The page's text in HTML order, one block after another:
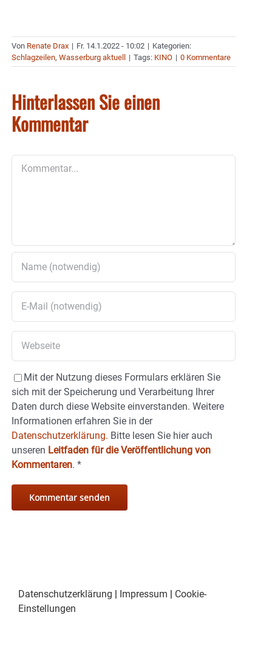
Von Renate Drax | Fr. 14.1.2022 - 10:02 | Kategorien:
Schlagzeilen, Wasserburg aktuell | Tags: KINO | 0 Kommentare
Hinterlassen Sie einen
Kommentar
Mit der Nutzung dieses Formulars erklären Sie
sich mit der Speicherung und Verarbeitung Ihrer
Daten durch diese Website einverstanden. Weitere
Informationen erfahren Sie in der
Datenschutzerklärung. Bitte lesen Sie hier auch
unseren Leitfaden für die Veröffentlichung von
Kommentaren. *
Datenschutzerklärung | Impressum | Cookie-
Einstellungen